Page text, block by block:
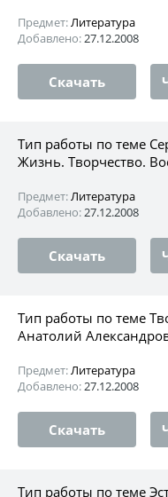
Предмет:Литература
Добавлено:27.12.2008
Скачать
Тип работы по теме
Жизнь. Творчество.
Предмет:Литература
Добавлено:27.12.2008
Скачать
Тип работы по теме
Анатолий
Предмет:Литература
Добавлено:27.12.2008
Скачать
Тип работы по теме